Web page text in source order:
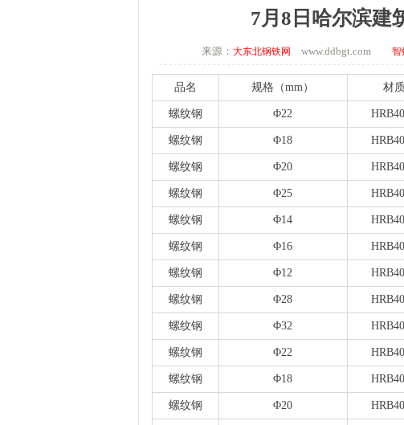
7月8日哈尔滨建
来源： 大东北钢铁网 www.ddbgt.com 智
品名 规格（mm） 材
螺纹钢 Φ22
螺纹钢 Φ18
螺纹钢 Φ20
螺纹钢 Φ25
螺纹钢 Φ14
螺纹钢 Φ16
螺纹钢 Φ12
螺纹钢 Φ28
螺纹钢 Φ32
螺纹钢 Φ22
螺纹钢 Φ18
螺纹钢 Φ20